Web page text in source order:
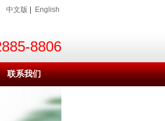
中文版 English
8806
联系我们